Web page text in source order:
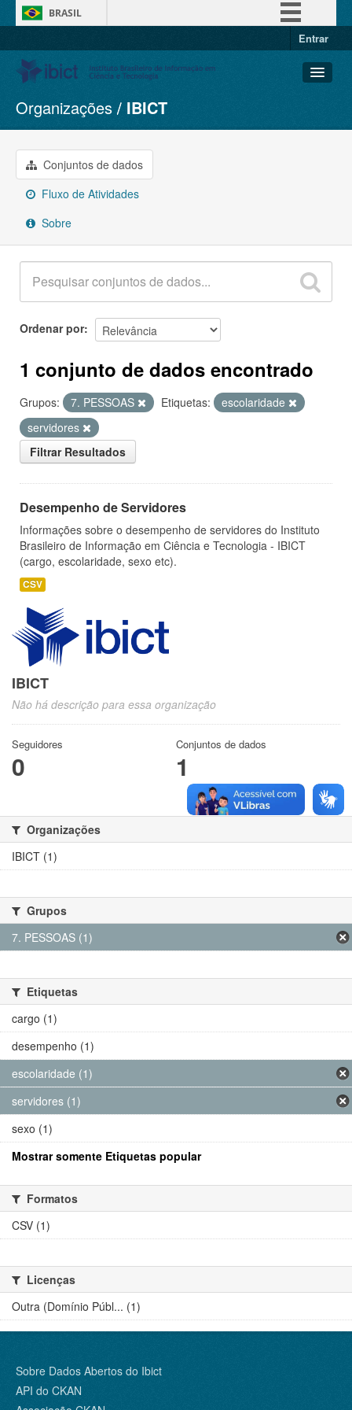
BRASIL
Entrar
Conjuntos de dados
Organizações
Grupos
Sobre
Organizações IBICT
Conjuntos de dados
Fluxo de Atividades
Sobre
Ordenar por
1 conjunto de dados encontrado
Grupos: 7. PESSOAS Etiquetas:
escolaridade
servidores
Filtrar Resultados
Desempenho de Servidores
Informações sobre o desempenho de servidores do Instituto
Brasileiro de Informação em Ciência e Tecnologia - IBICT
(cargo, escolaridade, sexo etc).
CSV
IBICT
Não há descrição para essa organização
Seguidores
0
Conjuntos de dados
1
Organizações
IBICT (1)
Grupos
7. PESSOAS (1)
Etiquetas
cargo (1)
desempenho (1)
escolaridade (1)
servidores (1)
sexo (1)
Mostrar somente Etiquetas popular
Formatos
CSV (1)
Licenças
Outra (Domínio Públ... (1)
Sobre Dados Abertos do Ibict
API do CKAN